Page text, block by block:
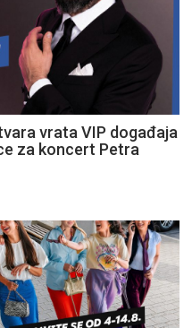
vrata VIP događaja
za koncert Petra